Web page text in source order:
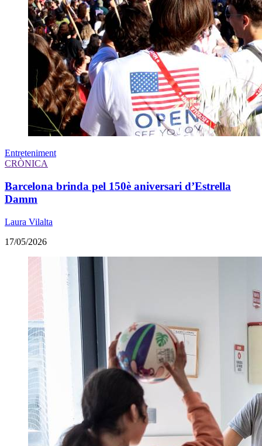
Entreteniment
CRÒNICA
Barcelona brinda pel 150è aniversari d’Estrella
Damm
Laura Vilalta
17/05/2026